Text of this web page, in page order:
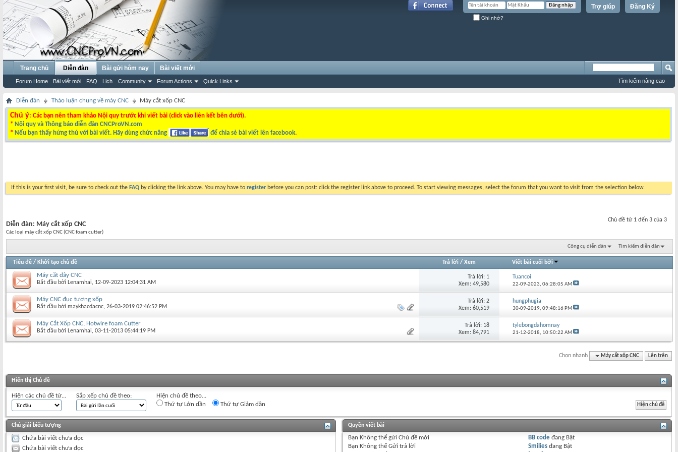
Đăng Ký
Trợ giúp
Ghi nhớ?
Trang chủ Diễn đàn
Forum Home Bài viết mới FAQ Lịch Community Forum Actions Quick Links
Bài gửi hôm nay Bài viết mới
Tìm kiếm nâng cao
Diễn đàn Thảo luận chung về máy CNC Máy cắt xốp CNC
Chú ý: Các bạn nên tham khảo Nội quy trước khi viết bài (click vào liên kết bên dưới).
* Nội quy và Thông báo diễn đàn CNCProVN.com
* Nếu bạn thấy hứng thú với bài viết. Hãy dùng chức năng để chia sẻ bài viết lên facebook.
If this is your first visit, be sure to check out the FAQ by clicking the link above. You may have to register before you can post: click the register link above to proceed. To start viewing messages, select the forum that you want to visit from the selection below.
Chủ đề từ 1 đến 3 của 3
Diễn đàn: Máy cắt xốp CNC
Các loại máy cắt xốp CNC (CNC foam cutter)
Công cụ diễn đàn Tìm kiếm diễn đàn
Tiêu đề / Khởi tạo chủ đề Trả lời/ Xem Viết bài cuối bởi
Máy cắt dây CNC
Bắt đầu bởi Lenamhai‎, 12-09-2023 12:04:31 AM
Trả lời: 1
Xem: 49,580
Tuancoi
22-09-2023,06:28:05 AM
Máy CNC đục tượng xốp
Bắt đầu bởi maykhacdacnc‎, 26-03-2019 02:46:52 PM
Trả lời: 2
Xem: 60,519
hungphugia
30-09-2019,09:48:16 PM
Máy Cắt Xốp CNC, Hotwire foam Cutter
Bắt đầu bởi Lenamhai‎, 03-11-2013 05:44:19 PM
Trả lời: 18
Xem: 84,791
tylebongdahomnay
21-12-2018, 10:50:22 AM
Chọn nhanh Máy cắt xốp CNC Lên trên
Hiển thị Chủ đề
Hiện các chủ đề từ... Sắp xếp chủ đề theo:
Hiện chủ đề theo...
Thứ tự Lớn dần
Thứ tự Giảm dần
Chú giải biểu tượng
Chứa bài viết chưa đọc
Chứa bài viết chưa đọc
Quyền viết bài
Bạn Không thểgửi Chủ đề mới
Bạn Không thểGửi trả lời
BB code đang Bật
Smilies đang Bật